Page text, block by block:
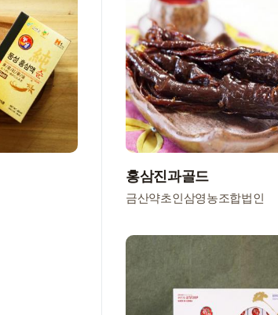
홍삼진과골드
금산약초인삼영농조합법인